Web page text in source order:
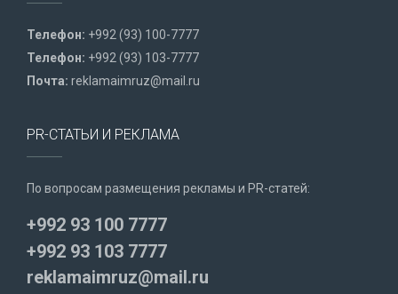
Телефон: +992 (93) 100-7777
Телефон: +992 (93) 103-7777
Почта: reklamaimruz@mail.ru
PR-СТАТЬИ И РЕКЛАМА
По вопросам размещения рекламы и PR-статей:
+992 93 100 7777
+992 93 103 7777
reklamaimruz@mail.ru